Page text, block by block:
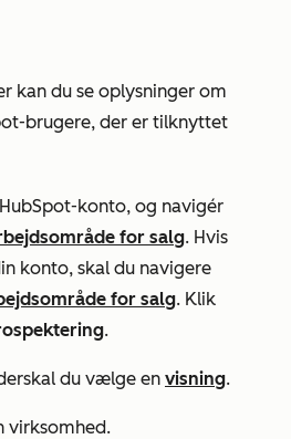
kan du se oplysninger om
brugere, der er tilknyttet
konto, og navigér
for salg. Hvis
konto, skal du navigere
for salg. Klik
.
skal du vælge en visning.
virksomhed.